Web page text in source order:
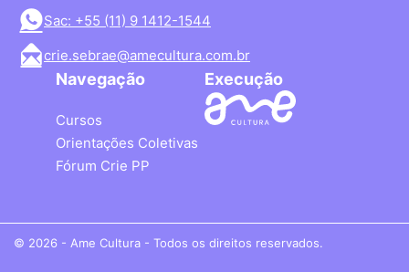
Sac: +55 (11) 9 1412-1544
crie.sebrae@amecultura.com.br
Navegação
Cursos
Orientações Coletivas
Fórum Crie PP
Execução
© 2026 - Ame Cultura - Todos os direitos reservados.